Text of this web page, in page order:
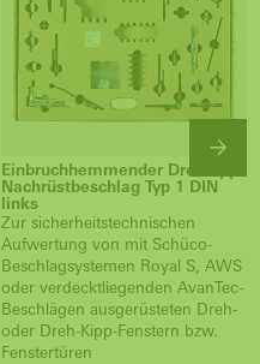
Einbruchhemmender Drehkipp-
Nachrüstbeschlag Typ 1 DIN
links
Zur sicherheitstechnischen
Aufwertung von mit Schüco-
Beschlagsystemen Royal S, AWS
oder verdecktliegenden AvanTec-
Beschlägen ausgerüsteten Dreh-
oder Dreh-Kipp-Fenstern bzw.
Fenstertüren